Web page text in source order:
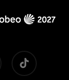
tiktok